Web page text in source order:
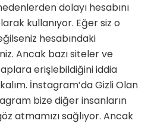
Hesap
Görüntülenebilir
mi?
Gizli
Hesaplara
Erişmenin
Bir
Yolu
Var
Mı?
dolayı hesabını
kullanıyor. Eğer siz o
hesabındaki
Ancak bazı siteler ve
erişlebildiğini iddia
İnstagram’da Gizli Olan
bize diğer insanların
atmamızı sağlıyor. Ancak